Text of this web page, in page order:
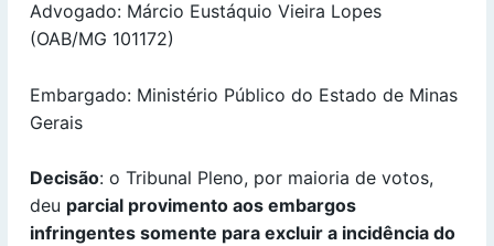
Advogado: Márcio Eustáquio Vieira Lopes
(OAB/MG 101172)
Embargado: Ministério Público do Estado de Minas
Gerais
Decisão: o Tribunal Pleno, por maioria de votos,
deu parcial provimento aos embargos
infringentes somente para excluir a incidência do